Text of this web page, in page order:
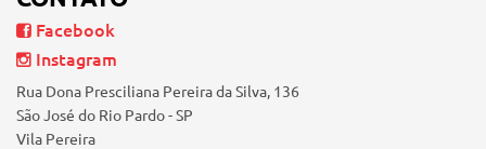
Facebook
Instagram
Rua Dona Presciliana Pereira da Silva, 136
São José do Rio Pardo - SP
Vila Pereira